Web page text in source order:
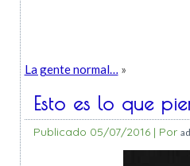
La gente normal… »
Esto es lo que
Publicado 05/07/2016| Por